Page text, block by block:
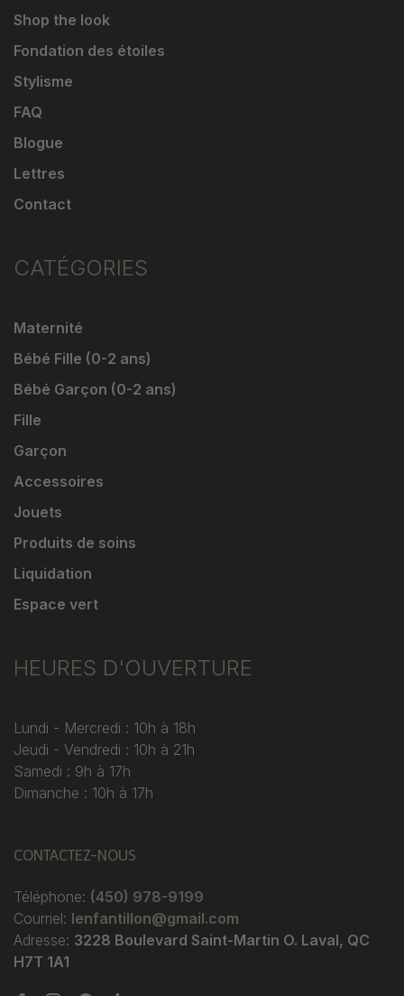
Shop the look
Fondation des étoiles
Stylisme
FAQ
Blogue
Lettres
Contact
CATÉGORIES
Maternité
Bébé Fille (0-2 ans)
Bébé Garçon (0-2 ans)
Fille
Garçon
Accessoires
Jouets
Produits de soins
Liquidation
Espace vert
HEURES D'OUVERTURE
Lundi - Mercredi : 10h à 18h
Jeudi - Vendredi : 10h à 21h
Samedi : 9h à 17h
Dimanche : 10h à 17h
CONTACTEZ-NOUS
Téléphone: (450) 978-9199
Courriel: lenfantillon@gmail.com
Adresse: 3228 Boulevard Saint-Martin O. Laval, QC
H7T 1A1